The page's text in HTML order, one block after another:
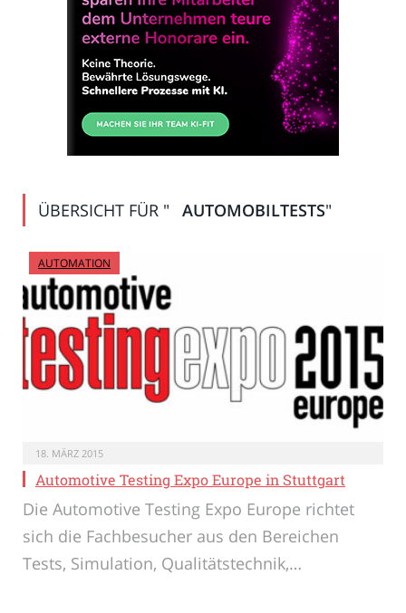
ÜBERSICHT FÜR " AUTOMOBILTESTS"
AUTOMATION
18. MÄRZ 2015
Automotive Testing Expo Europe in Stuttgart
Die Automotive Testing Expo Europe richtet
sich die Fachbesucher aus den Bereichen
Tests, Simulation, Qualitätstechnik,…